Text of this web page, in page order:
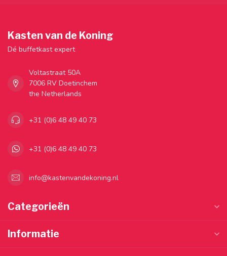
Kasten van de Koning
Dé buffetkast expert
Voltastraat 50A
7006 RV Doetinchem
the Netherlands
+31 (0)6 48 49 40 73
+31 (0)6 48 49 40 73
info@kastenvandekoning.nl
Categorieën
Informatie